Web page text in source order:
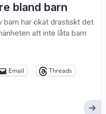
bland barn
barn har ökat drastiskt det
att inte låta barn
Email
Threads